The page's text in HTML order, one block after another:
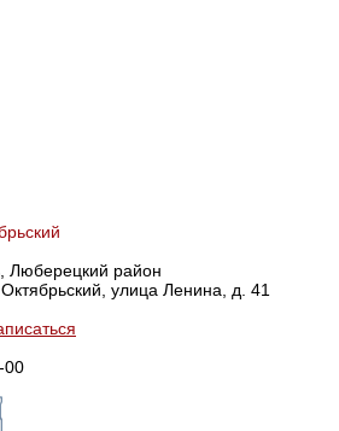
Люберецкий район
улица Ленина, д. 41
00